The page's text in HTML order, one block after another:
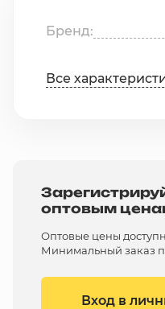
Бренд
Все
оптовым
Оптовые цены
Минимальный заказ
Вход в